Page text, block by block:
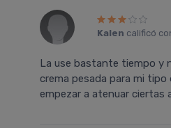
Kalen calificó
La use bastante tiempo y
crema pesada para mi tipo
empezar a atenuar ciertas